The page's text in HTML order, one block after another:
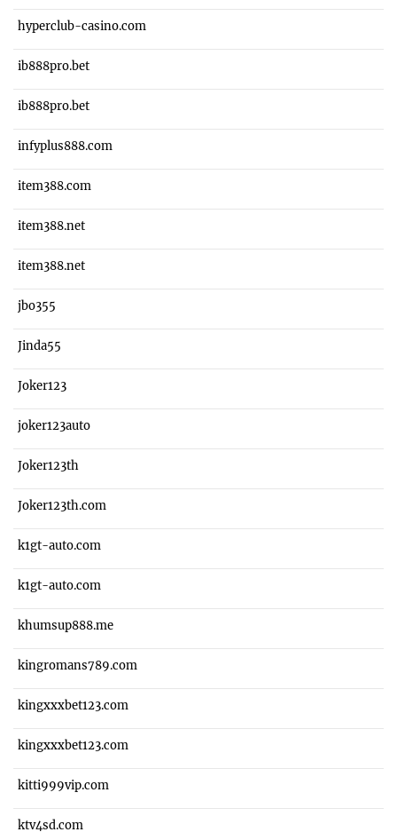
hyperclub-casino.com
ib888pro.bet
ib888pro.bet
infyplus888.com
item388.com
item388.net
item388.net
jbo355
Jinda55
Joker123
joker123auto
Joker123th
Joker123th.com
k1gt-auto.com
k1gt-auto.com
khumsup888.me
kingromans789.com
kingxxxbet123.com
kingxxxbet123.com
kitti999vip.com
ktv4sd.com